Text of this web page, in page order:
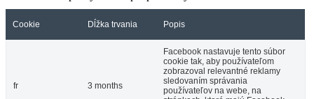
Cookie Dĺžka trvania Popis
fr 3 months
Facebook nastavuje tento súbor
cookie tak, aby používateľom
zobrazoval relevantné reklamy
sledovaním správania
používateľov na webe, na